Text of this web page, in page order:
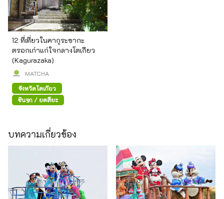
12 ที่เที่ยวในคากุระซากะ
ตรอกเก่าแก่ใจกลางโตเกียว
(Kagurazaka)
MATCHA
จังหวัดโตเกียว
ชินจูกุ / ยตสึยะ
บทความเกี่ยวข้อง